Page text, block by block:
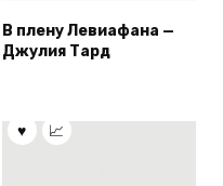
В плену Левиафана —
Джулия Тард